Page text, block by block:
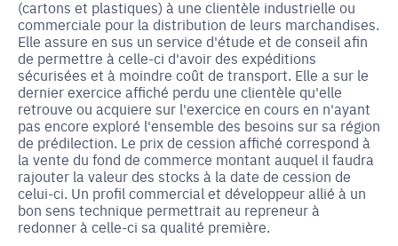
(cartons et plastiques) à une clientèle industrielle ou
commerciale pour la distribution de leurs marchandises.
Elle assure en sus un service d'étude et de conseil afin
de permettre à celle-ci d'avoir des expéditions
sécurisées et à moindre coût de transport. Elle a sur le
dernier exercice affiché perdu une clientèle qu'elle
retrouve ou acquiere sur l'exercice en cours en n'ayant
pas encore exploré l'ensemble des besoins sur sa région
de prédilection. Le prix de cession affiché correspond à
la vente du fond de commerce montant auquel il faudra
rajouter la valeur des stocks à la date de cession de
celui-ci. Un profil commercial et développeur allié à un
bon sens technique permettrait au repreneur à
redonner à celle-ci sa qualité première.